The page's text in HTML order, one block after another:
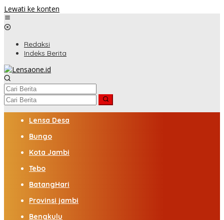
Lewati ke konten
Redaksi
Indeks Berita
Lensa Desa
Bungo
Kota Jambi
Tebo
BatangHari
Provinsi jambi
Bengkulu